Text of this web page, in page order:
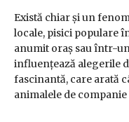
Există chiar și un
locale, pisici populare
anumit oraș sau într-
influențează alegerile
fascinantă, care arată
animalele de